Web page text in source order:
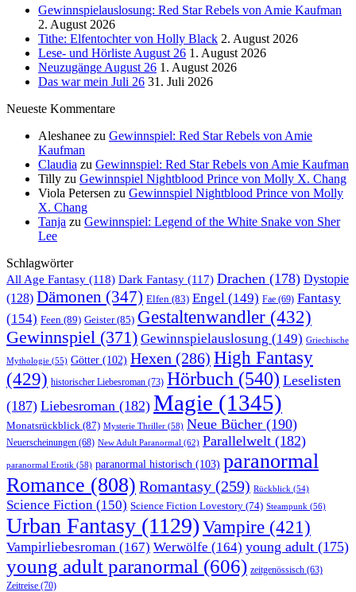
Gewinnspielauslosung: Red Star Rebels von Amie Kaufman
2. August 2026
Tithe: Elfentochter von Holly Black 2. August 2026
Lese- und Hörliste August 26 1. August 2026
Neuzugänge August 26 1. August 2026
Das war mein Juli 26 31. Juli 2026
Neueste Kommentare
Aleshanee zu Gewinnspiel: Red Star Rebels von Amie
Kaufman
Claudia zu Gewinnspiel: Red Star Rebels von Amie Kaufman
Tilly zu Gewinnspiel Nightblood Prince von Molly X. Chang
Viola Petersen zu Gewinnspiel Nightblood Prince von Molly
X. Chang
Tanja zu Gewinnspiel: Legend of the White Snake von Sher
Lee
Schlagwörter
All Age Fantasy (118) Dark Fantasy (117) Drachen (178) Dystopie
(128) Dämonen (347) Elfen (83) Engel (149) Fae (69) Fantasy
(154) Feen (89) Geister(85) Gestaltenwandler (432)
Gewinnspiel (371) Gewinnspielauslosung (149) Griechische
Mythologie (55) Götter (102) Hexen (286) High Fantasy
(429) historischer Liebesroman (73) Hörbuch (540) Leselisten
(187) Liebesroman (182) Magie (1345)
Monatsrückblick (87) Mysterie Thriller (58) Neue Bücher (190)
Neuerscheinungen (68) New Adult Paranormal (62) Parallelwelt (182)
paranormal Erotik (58) paranormal historisch (103) paranormal
Romance (808) Romantasy (259) Rückblick (54)
Science Fiction (150) Science Fiction Lovestory (74) Steampunk (56)
Urban Fantasy (1129) Vampire (421)
Vampirliebesroman (167) Werwölfe (164) young adult (175)
young adult paranormal (606) zeitgenössisch (63)
Zeitreise (70)